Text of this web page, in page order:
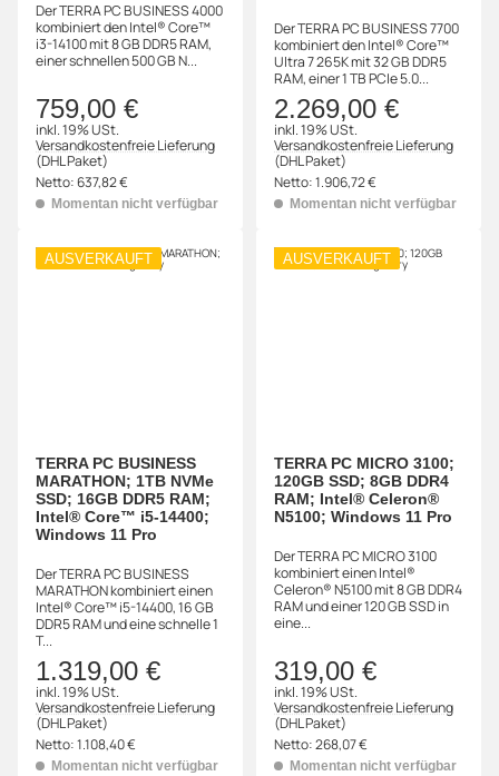
Der TERRA PC BUSINESS 4000
kombiniert den Intel® Core™
i3-14100 mit 8 GB DDR5 RAM,
einer schnellen 500 GB N...
759,00 €
inkl. 19% USt.
Versandkostenfreie Lieferung
(DHL Paket)
Netto:637,82 €
Momentan nicht verfügbar
Der TERRA PC BUSINESS 7700
kombiniert den Intel® Core™
Ultra 7 265K mit 32 GB DDR5
RAM, einer 1 TB PCIe 5.0...
2.269,00 €
inkl. 19% USt.
Versandkostenfreie Lieferung
(DHL Paket)
Netto:1.906,72 €
Momentan nicht verfügbar
AUSVERKAUFT
TERRA PC BUSINESS
MARATHON; 1TB NVMe
SSD; 16GB DDR5 RAM;
Intel® Core™ i5-14400;
Windows 11 Pro
Der TERRA PC BUSINESS
MARATHON kombiniert einen
Intel® Core™ i5-14400, 16 GB
DDR5 RAM und eine schnelle 1
T...
1.319,00 €
inkl. 19% USt.
Versandkostenfreie Lieferung
(DHL Paket)
Netto:1.108,40 €
Momentan nicht verfügbar
AUSVERKAUFT
TERRA PC MICRO 3100;
120GB SSD; 8GB DDR4
RAM; Intel® Celeron®
N5100; Windows 11 Pro
Der TERRA PC MICRO 3100
kombiniert einen Intel®
Celeron® N5100 mit 8 GB DDR4
RAM und einer 120 GB SSD in
eine...
319,00 €
inkl. 19% USt.
Versandkostenfreie Lieferung
(DHL Paket)
Netto:268,07 €
Momentan nicht verfügbar